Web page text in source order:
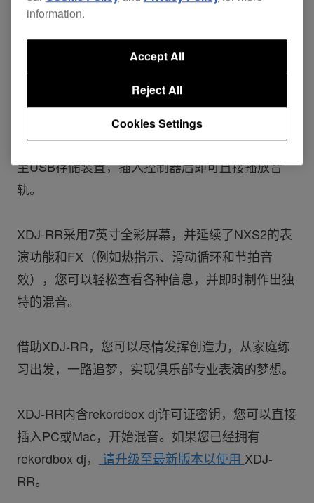
乐部级 NXS2 的所有基本功能，同时机身轻巧、便
XDJ-RR非常灵活，您可以根据自己的喜好进行练
习和表演。它与我们的专业性能应用程序
rekordbox dj（包括许可证）兼容，但如果您不想
使用PC/Mac，也可以将rekordbox解析的音乐导出
至USB存储装置，插入控制器后即可直接播放音
轨。
XDJ-RR采用7英寸全彩屏幕，并延续了NXS2的表
演功能和FX（例如热指示、滑动循环和节拍音
效），您可以轻松查看各种信息，并即时制作出独
特的混音。
借助XDJ-RR，您可以尽情发挥创造力，从家庭练
习出发，一路追梦，实现俱乐部专业表演的梦想。
XDJ-RR内含rekordbox dj许可证密钥，您可以直接
插入PC或Mac，开始混音。如果您已经拥有
rekordbox dj，
请升级至最新版本以使用 XDJ-
RR。
information.
Cookies Settings
Reject All
Accept All